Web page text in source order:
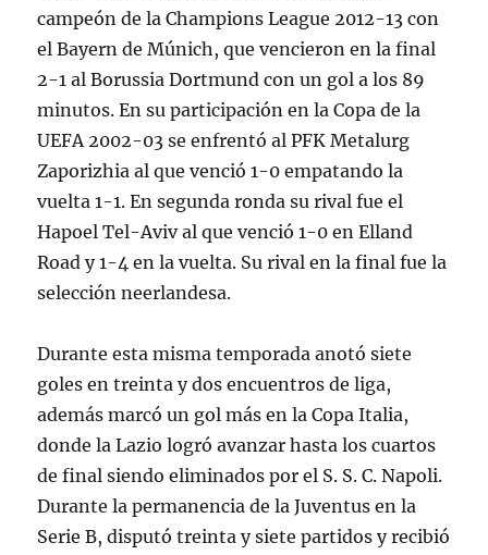
campeón de la Champions League 2012-13 con
el Bayern de Múnich, que vencieron en la final
2-1 al Borussia Dortmund con un gol a los 89
minutos. En su participación en la Copa de la
UEFA 2002-03 se enfrentó al PFK Metalurg
Zaporizhia al que venció 1-0 empatando la
vuelta 1-1. En segunda ronda su rival fue el
Hapoel Tel-Aviv al que venció 1-0 en Elland
Road y 1-4 en la vuelta. Su rival en la final fue la
selección neerlandesa.
Durante esta misma temporada anotó siete
goles en treinta y dos encuentros de liga,
además marcó un gol más en la Copa Italia,
donde la Lazio logró avanzar hasta los cuartos
de final siendo eliminados por el S. S. C. Napoli.
Durante la permanencia de la Juventus en la
Serie B, disputó treinta y siete partidos y recibió